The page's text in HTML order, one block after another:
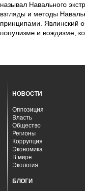
называл Навального
взгляды и методы
принципами. Явлинский
популизме и вождизме,
НОВОСТИ
Оппозиция
Власть
Общество
Регионы
Коррупция
Экономика
В мире
Экология
БЛОГИ